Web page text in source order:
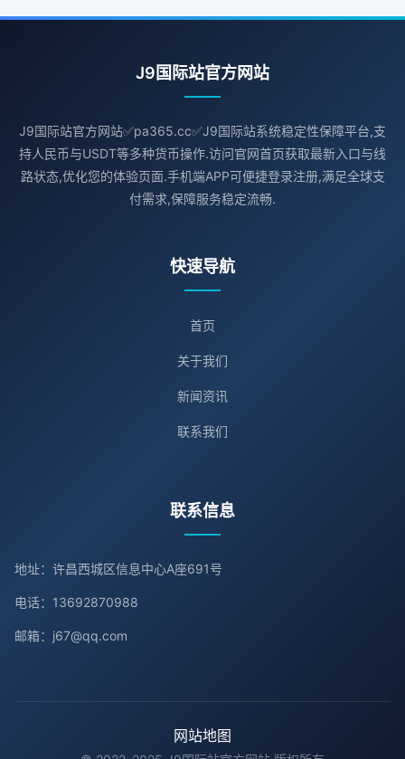
J9国际站官方网站
J9国际站官方网站✅pa365.cc✅J9国际站系统稳定性保障平台,支
持人民币与USDT等多种货币操作.访问官网首页获取最新入口与线
路状态,优化您的体验页面.手机端APP可便捷登录注册,满足全球支
付需求,保障服务稳定流畅.
快速导航
首页
关于我们
新闻资讯
联系我们
联系信息
地址：许昌西城区信息中心A座691号
电话：13692870988
邮箱：j67@qq.com
网站地图